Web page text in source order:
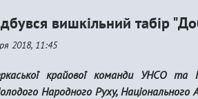
вишкільний табір
2018, 11:45
крайової команди УНСО та
Народного Руху, Національного